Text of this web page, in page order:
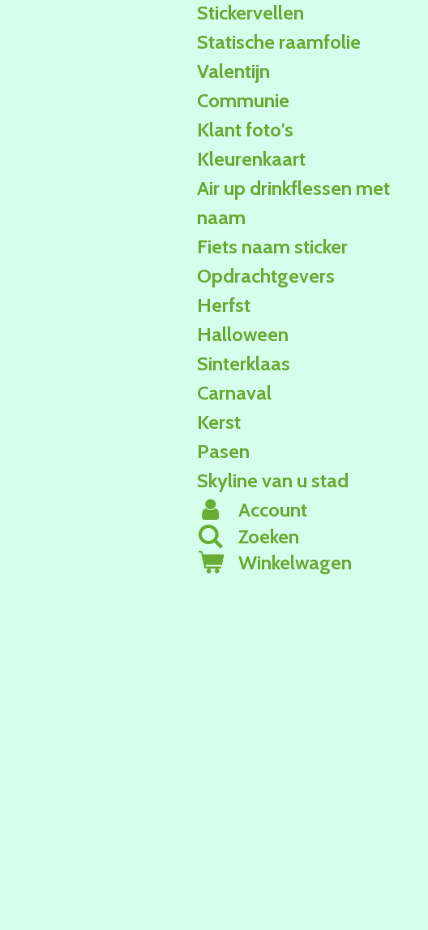
Stickervellen
Statische raamfolie
Valentijn
Communie
Klant foto's
Kleurenkaart
Air up drinkflessen met
naam
Fiets naam sticker
Opdrachtgevers
Herfst
Halloween
Sinterklaas
Carnaval
Kerst
Pasen
Skyline van u stad
Account
Zoeken
Winkelwagen